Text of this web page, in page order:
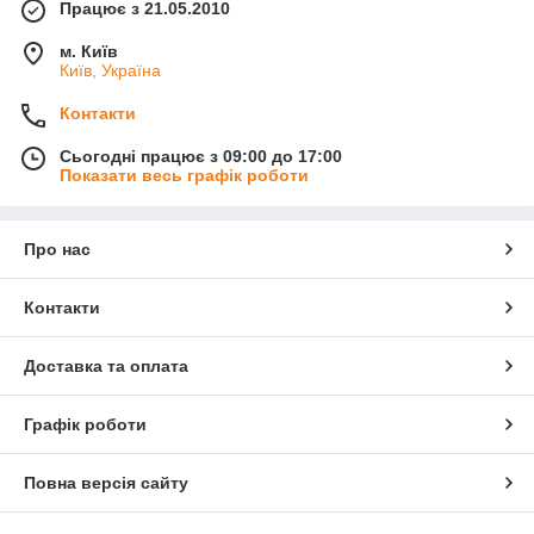
висихають.
Спеціальні добавки в складі барвників роблять їх стійкими до
вологи, ультрафіолету, більш чіткими і насиченими. Сканери
Працює з 21.05.2010
м. Київ
Київ, Україна
Контакти
Сьогодні працює з 09:00 до 17:00
Показати весь графік роботи
Про нас
Контакти
Доставка та оплата
Графік роботи
Повна версія сайту